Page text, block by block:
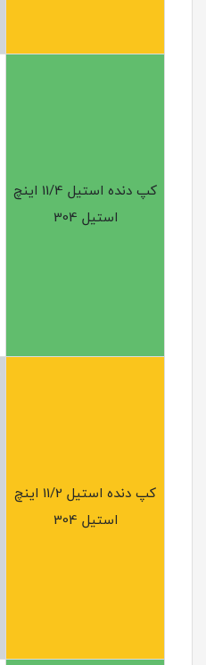
کپ دنده استیل 11/4 اینچ
استیل 304
کپ دنده استیل 11/2 اینچ
استیل 304